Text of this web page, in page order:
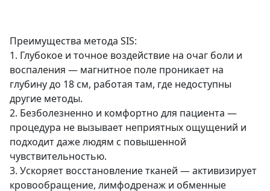
Преимущества метода SIS:
1. Глубокое и точное воздействие на очаг боли и
воспаления — магнитное поле проникает на
глубину до 18 см, работая там, где недоступны
другие методы.
2. Безболезненно и комфортно для пациента —
процедура не вызывает неприятных ощущений и
подходит даже людям с повышенной
чувствительностью.
3. Ускоряет восстановление тканей — активизирует
кровообращение, лимфодренаж и обменные